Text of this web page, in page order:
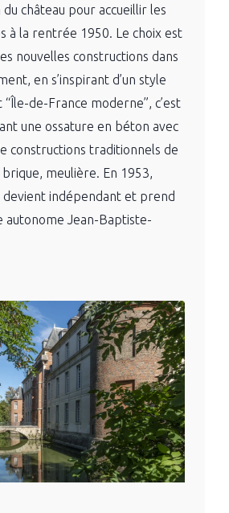
château pour accueillir les
à la rentrée 1950. Le choix est
nouvelles constructions dans
en s’inspirant d’un style
de-France moderne”, c’est
une ossature en béton avec
constructions traditionnels de
meulière. En 1953,
devient indépendant et prend
autonome Jean-Baptiste-